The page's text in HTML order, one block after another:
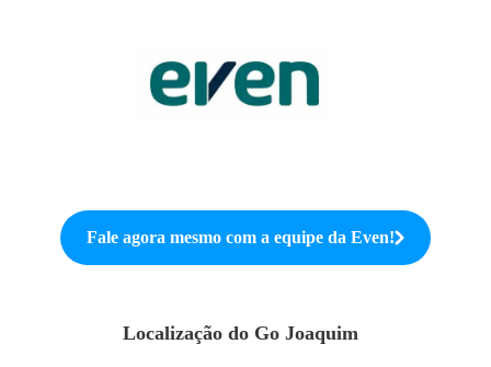
Fale agora mesmo com a equipe daEven!
Localização do Go Joaquim